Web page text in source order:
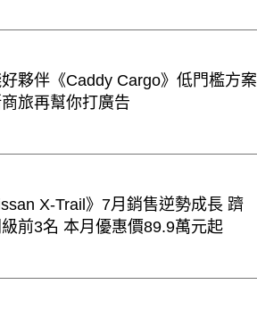
夥伴《Caddy Cargo》低門檻方案
旅再幫你打廣告
X-Trail》7月銷售逆勢成長 躋
前3名 本月優惠價89.9萬元起